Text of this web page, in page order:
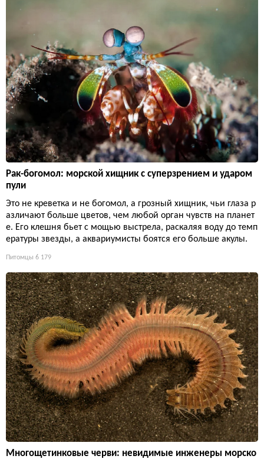
Рак-богомол: морской хищник с суперзрением и ударом
пули
Это не креветка и не богомол, а грозный хищник, чьи глаза р
азличают больше цветов, чем любой орган чувств на планет
е. Его клешня бьет с мощью выстрела, раскаляя воду до темп
ературы звезды, а аквариумисты боятся его больше акулы.
Питомцы 6 179
Многощетинковые черви: невидимые инженеры морско